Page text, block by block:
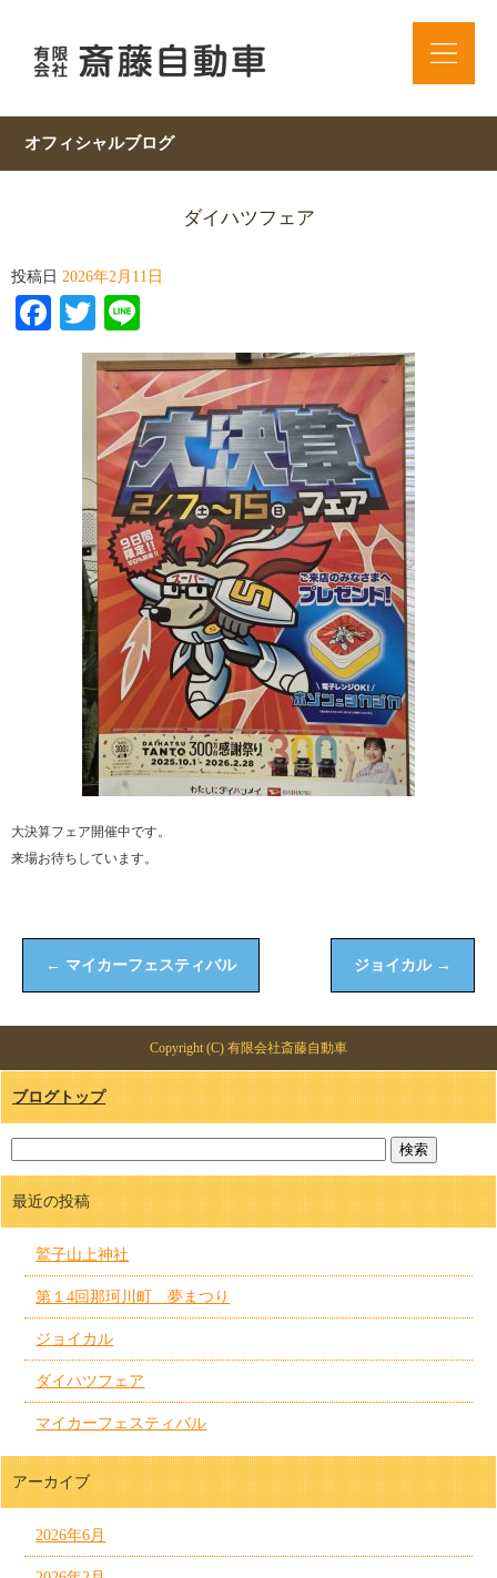
オフィシャルブログ
ダイハツフェア
投稿日 2026年2月11日
Facebook
Twitter
大決算フェア開催中です。
来場お待ちしています。
← マイカーフェスティバル ジョイカル →
Copyright (C) 有限会社斎藤自動車
ブログトップ
最近の投稿
鷲子山上神社
第１4回那珂川町 夢まつり
ジョイカル
ダイハツフェア
マイカーフェスティバル
アーカイブ
2026年6月